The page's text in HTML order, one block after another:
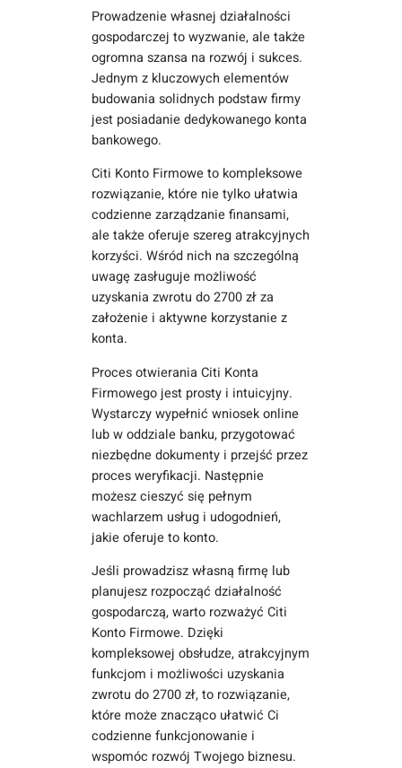
Prowadzenie własnej działalności
gospodarczej to wyzwanie, ale także
ogromna szansa na rozwój i sukces.
Jednym z kluczowych elementów
budowania solidnych podstaw firmy
jest posiadanie dedykowanego konta
bankowego.
Citi Konto Firmowe to kompleksowe
rozwiązanie, które nie tylko ułatwia
codzienne zarządzanie finansami,
ale także oferuje szereg atrakcyjnych
korzyści. Wśród nich na szczególną
uwagę zasługuje możliwość
uzyskania zwrotu do 2700 zł za
założenie i aktywne korzystanie z
konta.
Proces otwierania Citi Konta
Firmowego jest prosty i intuicyjny.
Wystarczy wypełnić wniosek online
lub w oddziale banku, przygotować
niezbędne dokumenty i przejść przez
proces weryfikacji. Następnie
możesz cieszyć się pełnym
wachlarzem usług i udogodnień,
jakie oferuje to konto.
Jeśli prowadzisz własną firmę lub
planujesz rozpocząć działalność
gospodarczą, warto rozważyć Citi
Konto Firmowe. Dzięki
kompleksowej obsłudze, atrakcyjnym
funkcjom i możliwości uzyskania
zwrotu do 2700 zł, to rozwiązanie,
które może znacząco ułatwić Ci
codzienne funkcjonowanie i
wspomóc rozwój Twojego biznesu.